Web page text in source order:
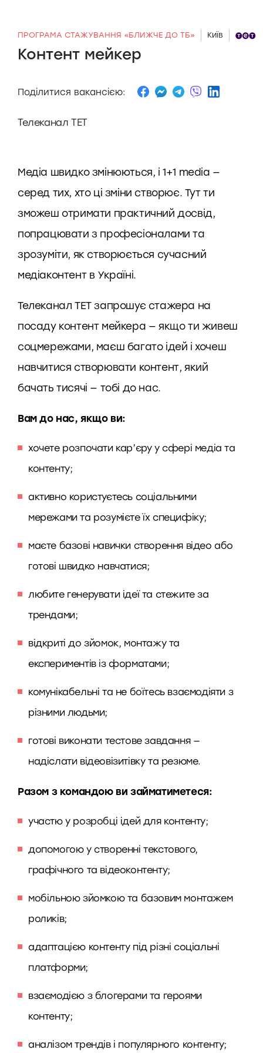
ПРОГРАМА СТАЖУВАННЯ «БЛИЖЧЕ ДО ТБ» Київ
Контент мейкер
Поділитися вакансією:
Телеканал ТЕТ
Медіа швидко змінюються, і 1+1 media —
серед тих, хто ці зміни створює. Тут ти
зможеш отримати практичний досвід,
попрацювати з професіоналами та
зрозуміти, як створюється сучасний
медіаконтент в Україні.
Телеканал ТЕТ запрошує стажера на
посаду контент мейкера — якщо ти живеш
соцмережами, маєш багато ідей і хочеш
навчитися створювати контент, який
бачать тисячі — тобі до нас.
Вам до нас, якщо ви:
хочете розпочати кар’єру у сфері медіа та
контенту;
активно користуєтесь соціальними
мережами та розумієте їх специфіку;
маєте базові навички створення відео або
готові швидко навчатися;
любите генерувати ідеї та стежите за
трендами;
відкриті до зйомок, монтажу та
експериментів із форматами;
комунікабельні та не боїтесь взаємодіяти з
різними людьми;
готові виконати тестове завдання —
надіслати відеовізитівку та резюме.
Разом з командою ви займатиметеся:
участю у розробці ідей для контенту;
допомогою у створенні текстового,
графічного та відеоконтенту;
мобільною зйомкою та базовим монтажем
роликів;
адаптацією контенту під різні соціальні
платформи;
взаємодією з блогерами та героями
контенту;
аналізом трендів і популярного контенту;